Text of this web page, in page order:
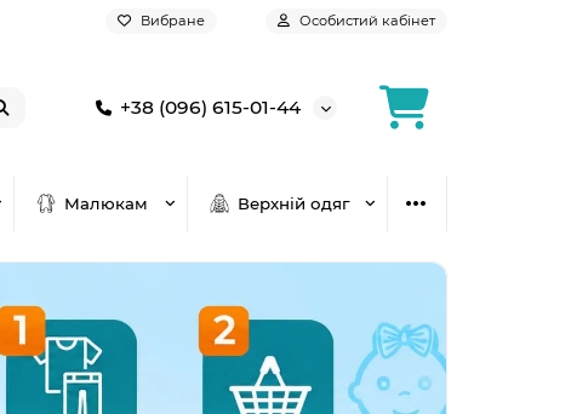
Вибране Особистий кабінет
+38 (096) 615-01-44
Малюкам Верхній одяг